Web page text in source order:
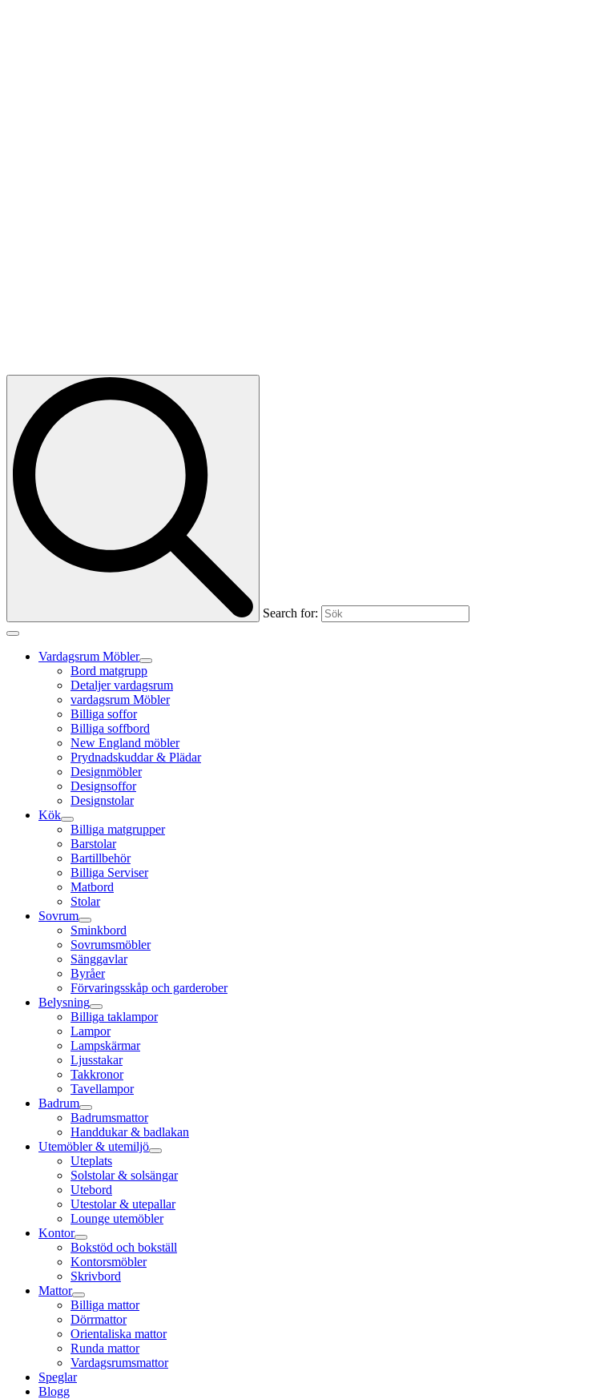
Search for:
Vardagsrum Möbler
Bord matgrupp
Detaljer vardagsrum
vardagsrum Möbler
Billiga soffor
Billiga soffbord
New England möbler
Prydnadskuddar & Plädar
Designmöbler
Designsoffor
Designstolar
Kök
Billiga matgrupper
Barstolar
Bartillbehör
Billiga Serviser
Matbord
Stolar
Sovrum
Sminkbord
Sovrumsmöbler
Sänggavlar
Byråer
Förvaringsskåp och garderober
Belysning
Billiga taklampor
Lampor
Lampskärmar
Ljusstakar
Takkronor
Tavellampor
Badrum
Badrumsmattor
Handdukar & badlakan
Utemöbler & utemiljö
Uteplats
Solstolar & solsängar
Utebord
Utestolar & utepallar
Lounge utemöbler
Kontor
Bokstöd och bokställ
Kontorsmöbler
Skrivbord
Mattor
Billiga mattor
Dörrmattor
Orientaliska mattor
Runda mattor
Vardagsrumsmattor
Speglar
Blogg